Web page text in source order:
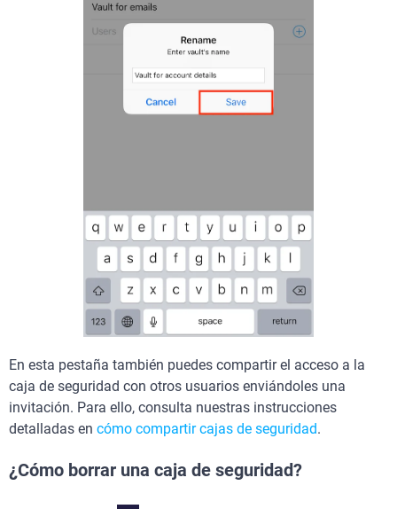
En esta pestaña también puedes compartir el acceso a la
caja de seguridad con otros usuarios enviándoles una
invitación. Para ello, consulta nuestras instrucciones
detalladas en cómo compartir cajas de seguridad.
¿Cómo borrar una caja de seguridad?